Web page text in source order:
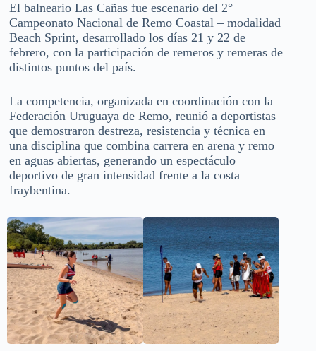
El balneario Las Cañas fue escenario del 2°
Campeonato Nacional de Remo Coastal – modalidad
Beach Sprint, desarrollado los días 21 y 22 de
febrero, con la participación de remeros y remeras de
distintos puntos del país.
La competencia, organizada en coordinación con la
Federación Uruguaya de Remo, reunió a deportistas
que demostraron destreza, resistencia y técnica en
una disciplina que combina carrera en arena y remo
en aguas abiertas, generando un espectáculo
deportivo de gran intensidad frente a la costa
fraybentina.